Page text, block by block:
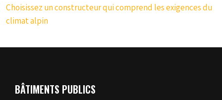
Choisissez un constructeur qui comprend les exigences du
climat alpin
BÂTIMENTS PUBLICS